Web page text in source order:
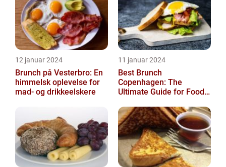
12 januar 2024
Brunch på Vesterbro: En
himmelsk oplevelse for
mad- og drikkeelskere
11 januar 2024
Best Brunch
Copenhagen: The
Ultimate Guide for Food